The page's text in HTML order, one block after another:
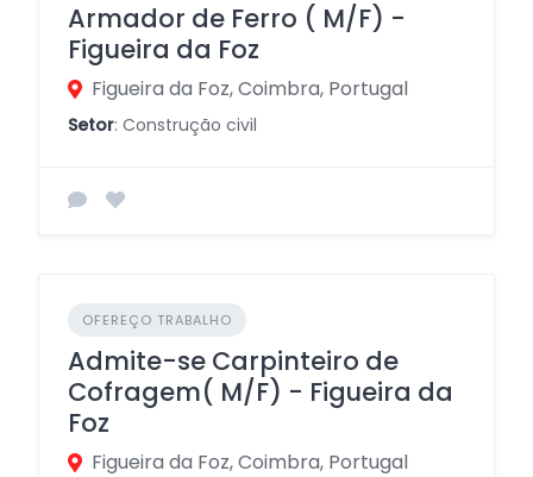
Armador de Ferro ( M/F) -
Figueira da Foz
Figueira da Foz, Coimbra, Portugal
Setor: Construção civil
OFEREÇO TRABALHO
Admite-se Carpinteiro de
Cofragem( M/F) - Figueira da
Foz
Figueira da Foz, Coimbra, Portugal